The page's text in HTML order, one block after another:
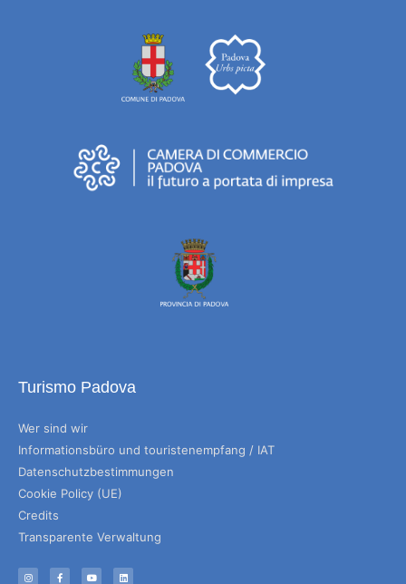
Turismo Padova
Wer sind wir
Informationsbüro und touristenempfang / IAT
Datenschutzbestimmungen
Cookie Policy (UE)
Credits
Transparente Verwaltung